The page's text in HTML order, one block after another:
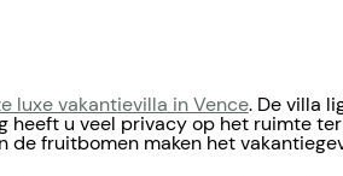
luxe vakantievilla in Vence. De villa
heeft u veel privacy op het ruimte
fruitbomen maken het